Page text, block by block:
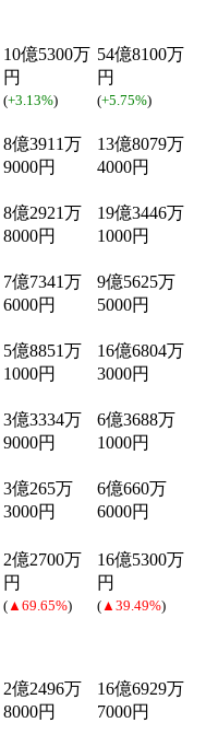
10億5300万
円
(+3.13%)
54億8100万
円
(+5.75%)
8億3911万
9000円
13億8079万
4000円
8億2921万
8000円
19億3446万
1000円
7億7341万
6000円
9億5625万
5000円
5億8851万
1000円
16億6804万
3000円
3億3334万
9000円
6億3688万
1000円
3億265万
3000円
6億660万
6000円
2億2700万
円
( ▲69.65%)
16億5300万
円
( ▲39.49%)
2億2496万
8000円
16億6929万
7000円